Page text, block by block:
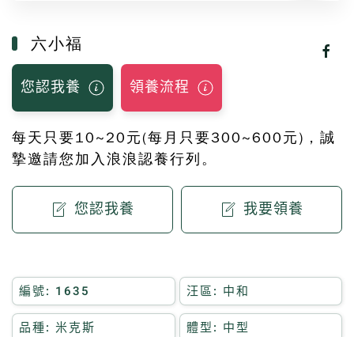
六小福
您認我養 領養流程
每天只要10~20元(每月只要300~600元)，誠
摯邀請您加入浪浪認養行列。
您認我養 我要領養
編號: 1635 汪區: 中和
品種: 米克斯 體型: 中型